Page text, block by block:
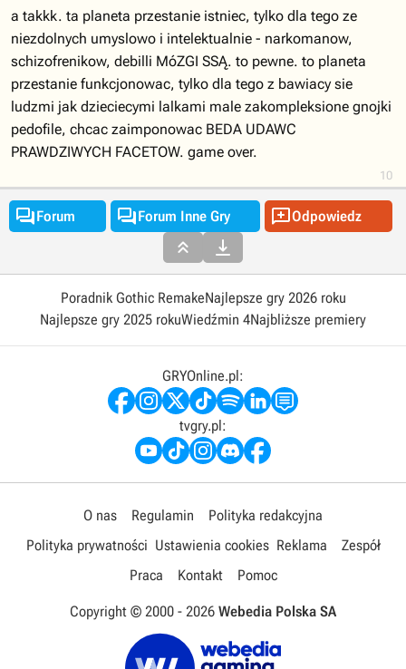
10
a takkk. ta planeta przestanie istniec, tylko dla tego ze
niezdolnych umyslowo i intelektualnie - narkomanow,
schizofrenikow, debilli MóZGI SSĄ. to pewne. to planeta
przestanie funkcjonowac, tylko dla tego z bawiacy sie
ludzmi jak dzieciecymi lalkami male zakompleksione gnojki
pedofile, chcac zaimponowac BEDA UDAWC
PRAWDZIWYCH FACETOW. game over.
Forum Forum Inne Gry Odpowiedz
 
Poradnik Gothic RemakeNajlepsze gry 2026 roku
Najlepsze gry 2025 rokuWiedźmin 4Najbliższe premiery
GRYOnline.pl:
tvgry.pl:
O nas Regulamin
Polityka redakcyjna
Polityka prywatności Ustawienia cookies Reklama
Zespół
Praca
Kontakt Pomoc
Copyright © 2000 - 2026 Webedia Polska SA